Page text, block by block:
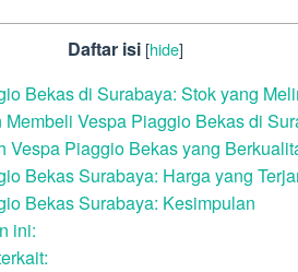
Daftar isi [hide]
Bekas di Surabaya: Stok yang
Membeli Vespa Piaggio Bekas di
Vespa Piaggio Bekas yang
Bekas Surabaya: Harga yang
Bekas Surabaya: Kesimpulan
ini: